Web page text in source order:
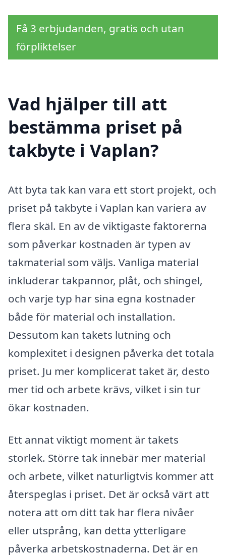
Få 3 erbjudanden, gratis och utan
förpliktelser
Vad hjälper till att
bestämma priset på
takbyte i Vaplan?
Att byta tak kan vara ett stort projekt, och
priset på takbyte i Vaplan kan variera av
flera skäl. En av de viktigaste faktorerna
som påverkar kostnaden är typen av
takmaterial som väljs. Vanliga material
inkluderar takpannor, plåt, och shingel,
och varje typ har sina egna kostnader
både för material och installation.
Dessutom kan takets lutning och
komplexitet i designen påverka det totala
priset. Ju mer komplicerat taket är, desto
mer tid och arbete krävs, vilket i sin tur
ökar kostnaden.
Ett annat viktigt moment är takets
storlek. Större tak innebär mer material
och arbete, vilket naturligtvis kommer att
återspeglas i priset. Det är också värt att
notera att om ditt tak har flera nivåer
eller utsprång, kan detta ytterligare
påverka arbetskostnaderna. Det är en